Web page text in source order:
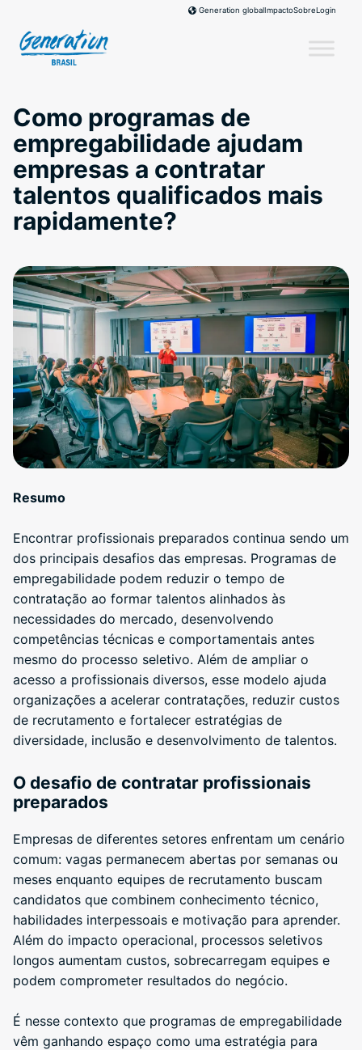
content
Generation globalImpactoSobreLogin
Como programas de
empregabilidade ajudam
empresas a contratar
talentos qualificados mais
rapidamente?
Resumo
Encontrar profissionais preparados continua sendo um
dos principais desafios das empresas. Programas de
empregabilidade podem reduzir o tempo de
contratação ao formar talentos alinhados às
necessidades do mercado, desenvolvendo
competências técnicas e comportamentais antes
mesmo do processo seletivo. Além de ampliar o
acesso a profissionais diversos, esse modelo ajuda
organizações a acelerar contratações, reduzir custos
de recrutamento e fortalecer estratégias de
diversidade, inclusão e desenvolvimento de talentos.
O desafio de contratar profissionais
preparados
Empresas de diferentes setores enfrentam um cenário
comum: vagas permanecem abertas por semanas ou
meses enquanto equipes de recrutamento buscam
candidatos que combinem conhecimento técnico,
habilidades interpessoais e motivação para aprender.
Além do impacto operacional, processos seletivos
longos aumentam custos, sobrecarregam equipes e
podem comprometer resultados do negócio.
É nesse contexto que programas de empregabilidade
vêm ganhando espaço como uma estratégia para